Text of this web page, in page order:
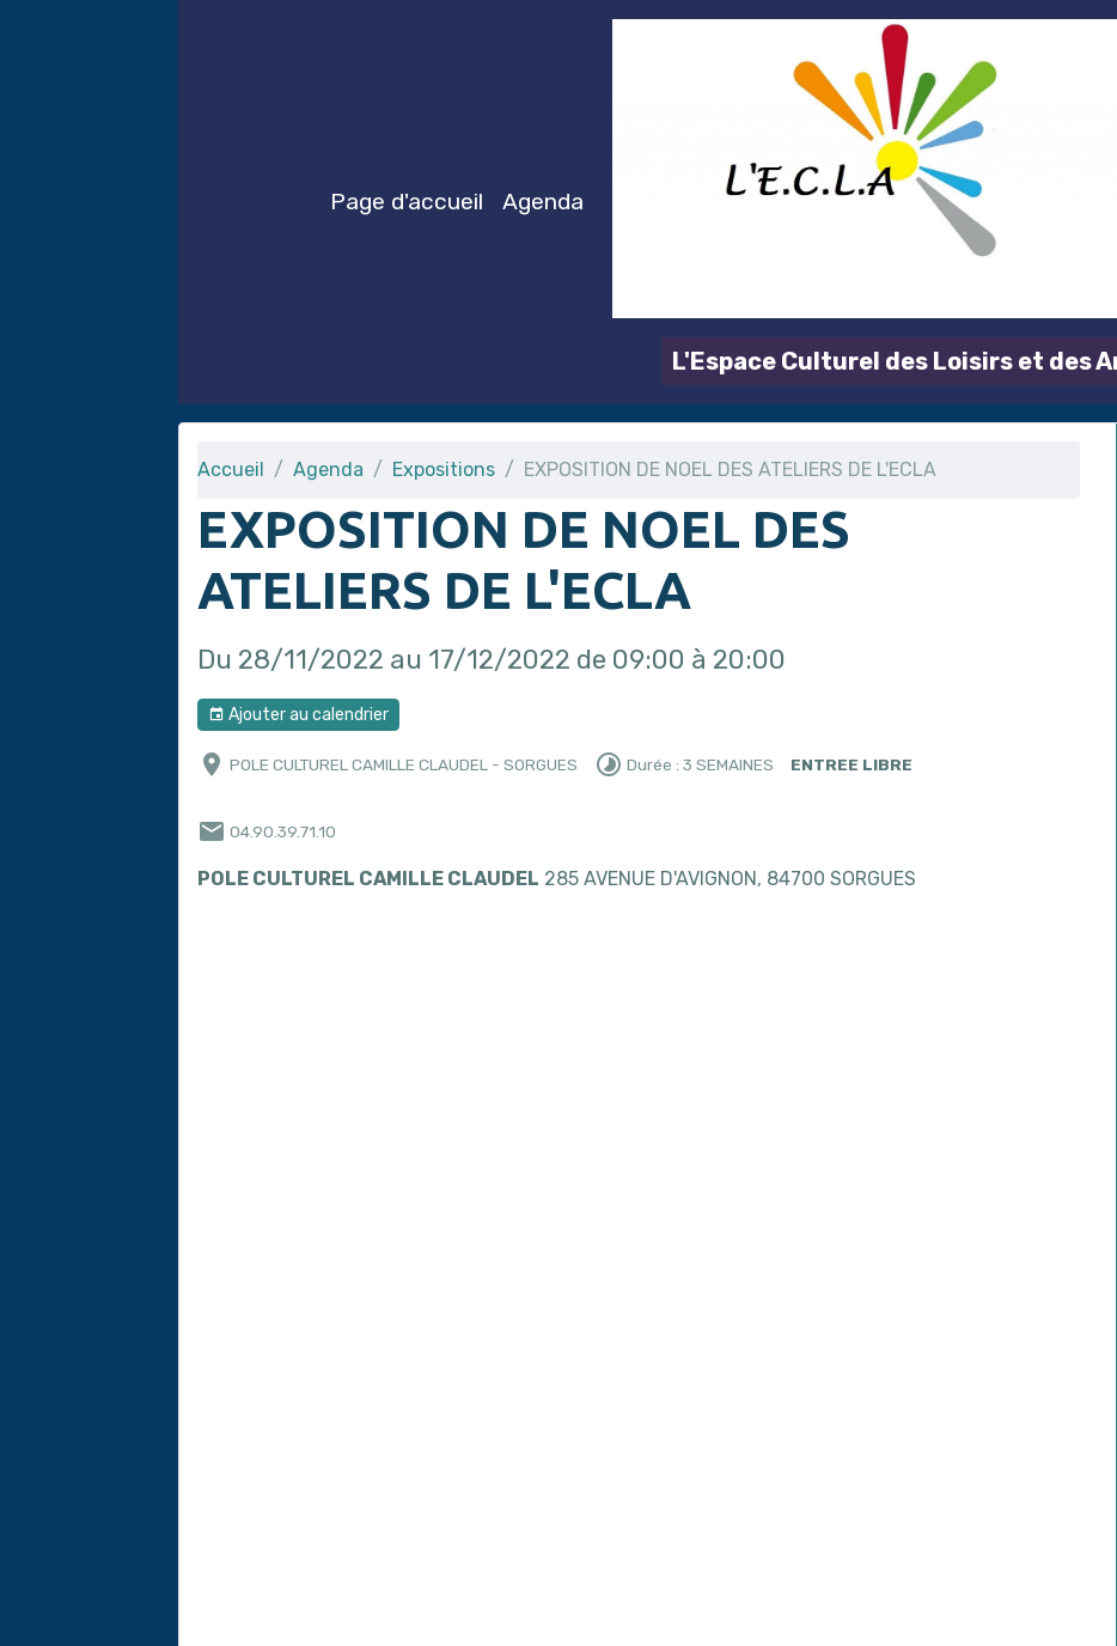
Page d'accueil Agenda
L'Espace Culturel des Loisirs et des
Accueil Agenda Expositions EXPOSITION DE NOEL DES ATELIERS DE L'ECLA
EXPOSITION DE NOEL DES
ATELIERS DE L'ECLA
Du 28/11/2022 au 17/12/2022 de 09:00 à 20:00
Ajouter au calendrier
POLE CULTUREL CAMILLE CLAUDEL - SORGUES Durée : 3 SEMAINES ENTREE LIBRE
04.90.39.71.10
POLE CULTUREL CAMILLE CLAUDEL 285 AVENUE D'AVIGNON, 84700 SORGUES